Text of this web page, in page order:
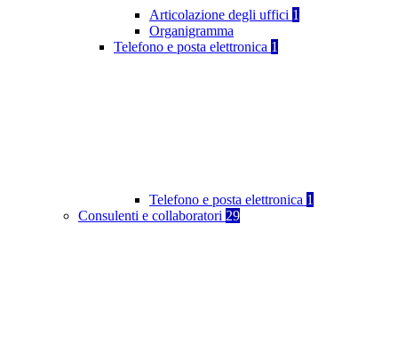
Articolazione degli uffici 1
Organigramma
Telefono e posta elettronica 1
Telefono e posta elettronica 1
Consulenti e collaboratori 29